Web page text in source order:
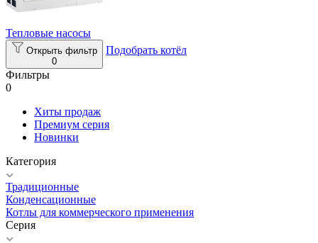
Тепловые насосы
Открыть фильтр
0
Подобрать котёл
Фильтры
0
Хиты продаж
Премиум серия
Новинки
Категория
Традиционные
Конденсационные
Котлы для коммерческого применения
Серия